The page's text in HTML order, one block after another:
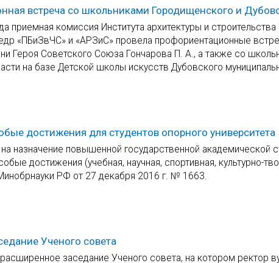
встреча со школьниками Городищенского и
приемная комиссия Института архитектуры и
«ПБиЗвЧС» и «АРЗиС» провела профориентационные
Героя Советского Союза Гончарова П. А., а также со
на базе Детской школы искусств Дубовского
достижения для студентов опорного университета
назначение повышенной государственной академической
достижения (учебная, научная, спортивная, культурно-
РФ от 27 декабря 2016 г. № 1663.
Ученого совета
заседание Ученого совета, на котором ректор